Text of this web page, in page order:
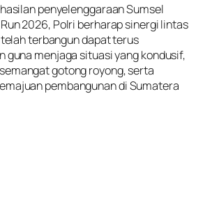
penyelenggaraan Sumsel
2026, Polri berharap sinergi lintas
terbangun dapat terus
guna menjaga situasi yang kondusif,
gotong royong, serta
pembangunan di Sumatera